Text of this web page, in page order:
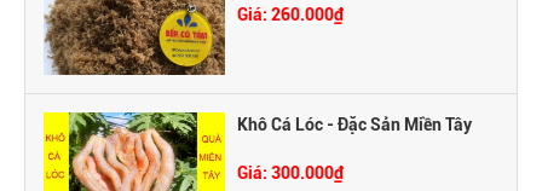
Giá: 260.000₫
Khô Cá Lóc - Đặc Sản Miền Tây
Giá: 300.000₫